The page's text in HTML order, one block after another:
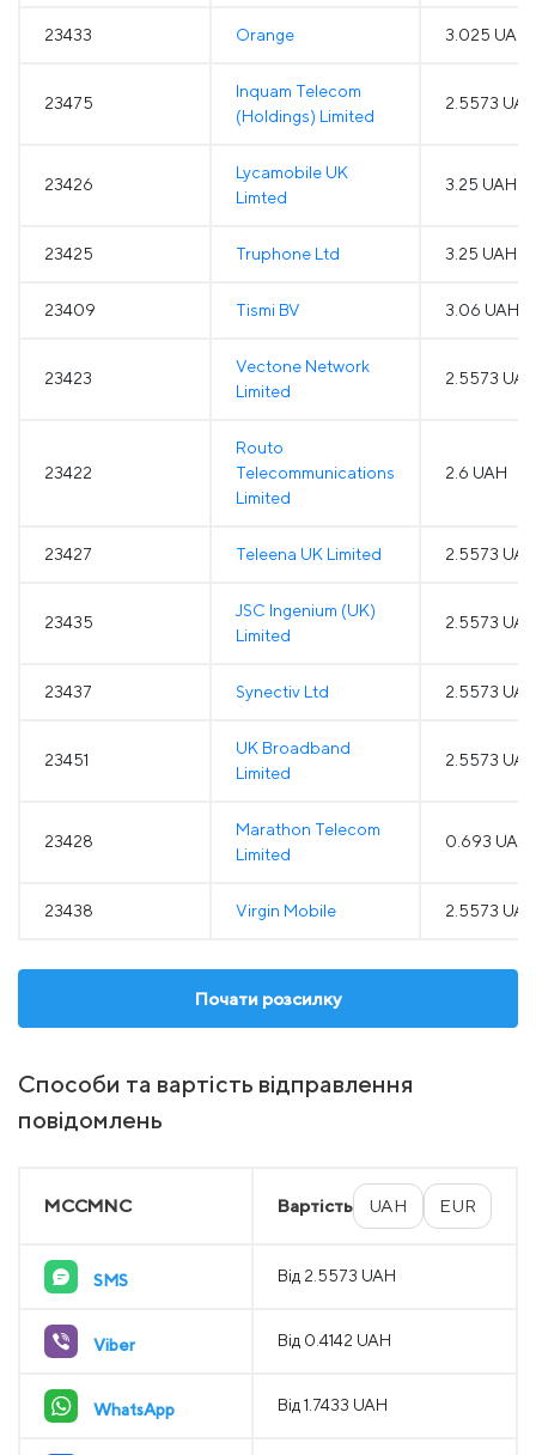
23433 Orange 3.025 UAH
23475
Inquam Telecom
(Holdings) Limited
2.5573 UAH
23426
Lycamobile UK
Limted
3.25 UAH
23425 Truphone Ltd 3.25 UAH
23409 Tismi BV 3.06 UAH
23423
Vectone Network
Limited
2.5573 UAH
23422
Routo
Telecommunications
Limited
2.6 UAH
23427 Teleena UK Limited 2.5573 UAH
23435
JSC Ingenium (UK)
Limited
2.5573 UAH
23437 Synectiv Ltd 2.5573 UAH
23451
UK Broadband
Limited
2.5573 UAH
23428
Marathon Telecom
Limited
0.693 UAH
23438 Virgin Mobile 2.5573 UAH
Почати розсилку
Способи та вартість відправлення
повідомлень
MCCMNC Вартість UAH EUR
SMS Від 2.5573 UAH
Viber Від 0.4142 UAH
WhatsApp Від 1.7433 UAH